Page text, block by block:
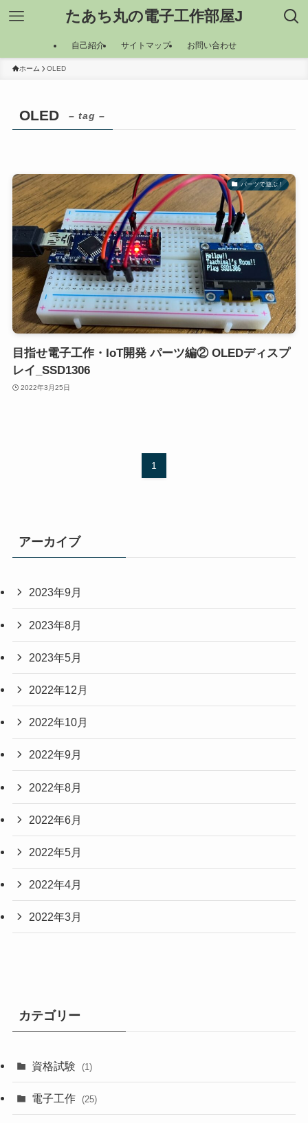
たあち丸の電子工作部屋J
自己紹介 サイトマップ お問い合わせ
ホーム OLED
OLED – tag –
パーツで遊ぶ！
目指せ電子工作・IoT開発 パーツ編② OLEDディスプ
レイ_SSD1306
2022年3月25日
1
アーカイブ
2023年9月
2023年8月
2023年5月
2022年12月
2022年10月
2022年9月
2022年8月
2022年6月
2022年5月
2022年4月
2022年3月
カテゴリー
資格試験 (1)
電子工作 (25)